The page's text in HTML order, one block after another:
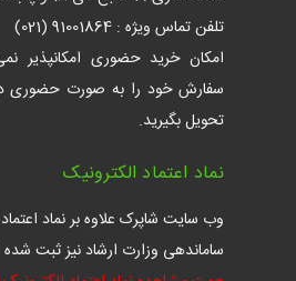
تلفن تماس ویژه : 91001864 (021)
امکان خرید حضوری امکانپذیر
سفارش خود را به صورت حضوری
تحویل بگیرید.
نماد اعتماد الکترونیک
وب سایت شاپرک علاوه بر نماد
ساماندهی وزارت ارشاد نیز ثبت